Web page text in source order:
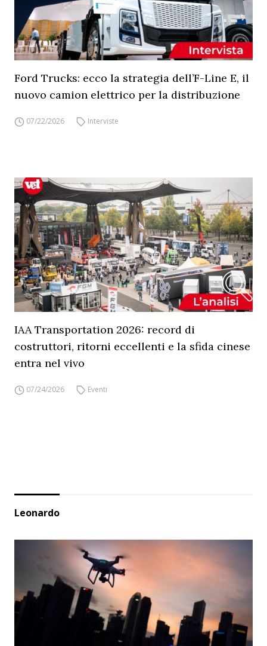
Ford Trucks: ecco la strategia dell’F-Line E, il
nuovo camion elettrico per la distribuzione
07/22/2026 Interviste
IAA Transportation 2026: record di
costruttori, ritorni eccellenti e la sfida cinese
entra nel vivo
07/24/2026 Eventi
Leonardo